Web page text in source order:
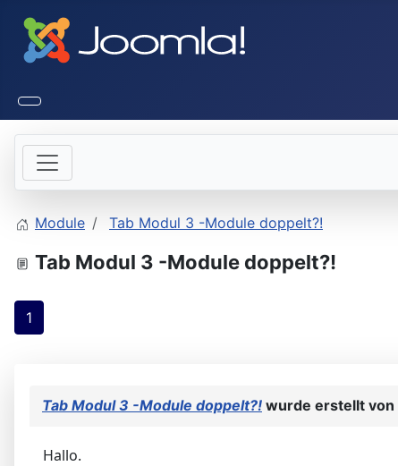
Module Tab Modul 3 -Module doppelt?!
Tab Modul 3 -Module doppelt?!
1
Tab Modul 3 -Module doppelt?! wurde erstellt von
Hallo.